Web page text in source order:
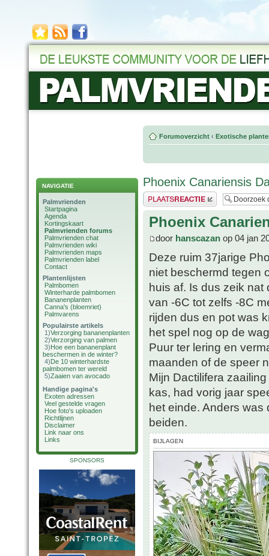
NAVIGATIE
Palmvrienden
Startpagina
Agenda
Kortingskaart
Palmvrienden forums
Palmvrienden chat
Palmvrienden wiki
Palmvrienden maps
Palmvrienden label
Contact
Plantenlijsten
Palmbomen
Winterharde palmbomen
Bananenplanten
Canna's (bloemriet)
Palmvarens
Populairste artikels
1)Verzorging bananenplanten
2)Verzorging van palmen
3)Hoe een bananenplant
beschermen in de winter?
4)De 10 winterhardste
palmbomen ter wereld
5)Zaaien van avocado
Handige pagina's
Exoten adressen
Veel gestelde vragen
Hoe foto's uploaden
Richtlijnen
Disclaimer
Link naar ons
Links
SPONSORS
Forumoverzicht ‹ Exotische
Phoenix Canariensis
Plaats een reactie
Phoenix
door hanscazan op 04 jan
Deze ruim 37jarige
niet beschermd tegen
huis af. Is dus zeik
van -6C tot zelfs -8C
rijden dus en pot was
het spel nog op de
Puur ter lering en
maanden of de speer
Mijn Dactilifera
kas, had vorig jaar
het einde. Anders was
beiden.
BIJLAGEN